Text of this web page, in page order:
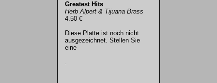
Greatest Hits
Herb Alpert & Tijuana Brass
4.50 €
Diese Platte ist noch nicht
ausgezeichnet. Stellen Sie
eine
.